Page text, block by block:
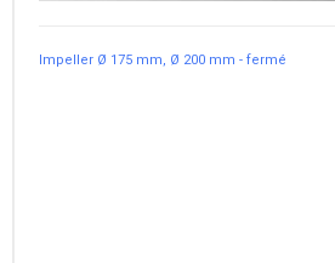
Impeller Ø 175 mm, Ø 200 mm - fermé